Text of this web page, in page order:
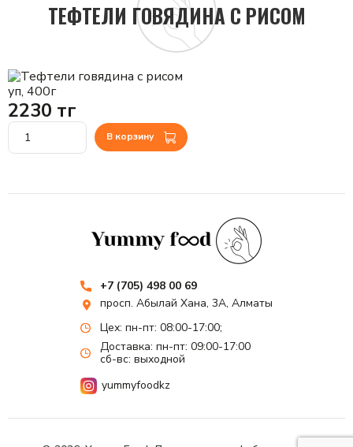
ТЕФТЕЛИ ГОВЯДИНА С РИСОМ
уп, 400г
2230 тг
В корзину
+7 (705) 498 00 69
просп. Абылай Хана, 3А, Алматы
Цех: пн-пт: 08:00-17:00;
Доставка: пн-пт: 09:00-17:00
сб-вс: выходной
yummyfoodkz